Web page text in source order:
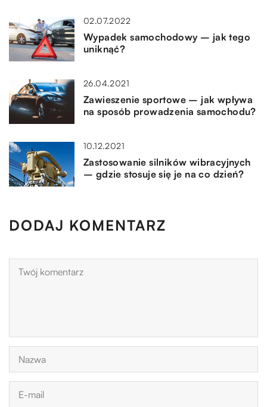
02.07.2022
Wypadek samochodowy – jak tego
uniknąć?
26.04.2021
Zawieszenie sportowe – jak wpływa
na sposób prowadzenia samochodu?
10.12.2021
Zastosowanie silników wibracyjnych
– gdzie stosuje się je na co dzień?
DODAJ KOMENTARZ